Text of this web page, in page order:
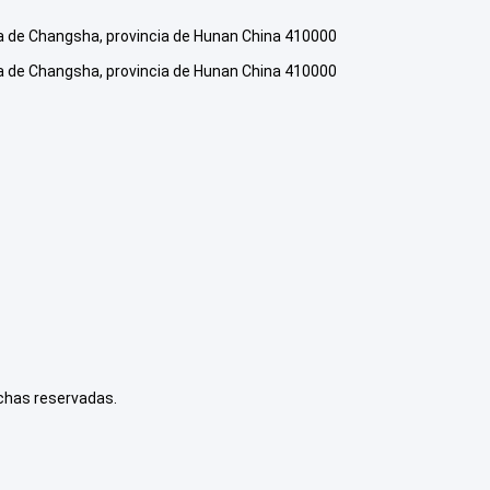
Changsha, provincia de Hunan China 410000
Changsha, provincia de Hunan China 410000
reservadas.